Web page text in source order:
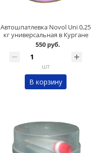
Автошпатлевка Novol Uni 0,25
кг универсальная в Кургане
550 руб.
шт
В корзину